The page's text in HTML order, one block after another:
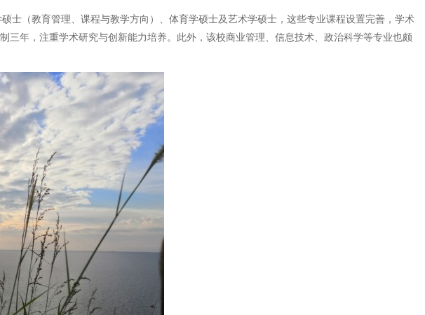
士（教育管理、课程与教学方向）、体育学硕士及艺术学硕士，这些专业课程设置完善，学术
年，注重学术研究与创新能力培养。此外，该校商业管理、信息技术、政治科学等专业也颇